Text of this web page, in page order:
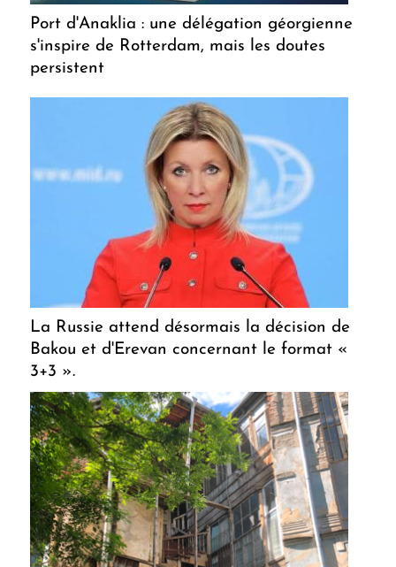
Port d'Anaklia : une délégation géorgienne
s'inspire de Rotterdam, mais les doutes
persistent
La Russie attend désormais la décision de
Bakou et d'Erevan concernant le format «
3+3 ».